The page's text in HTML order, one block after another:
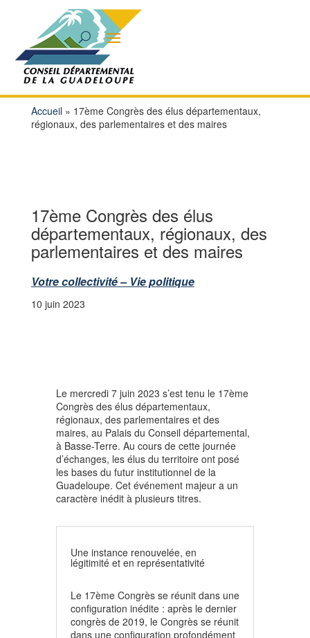
Accueil» 17ème Congrès des élus départementaux,
régionaux, des parlementaires et des maires
17ème Congrès des élus
départementaux, régionaux, des
parlementaires et des maires
Votre collectivité – Vie politique
10 juin 2023
Le mercredi 7 juin 2023 s’est tenu le 17ème
Congrès des élus départementaux,
régionaux, des parlementaires et des
maires, au Palais du Conseil départemental,
à Basse-Terre. Au cours de cette journée
d’échanges, les élus du territoire ont posé
les bases du futur institutionnel de la
Guadeloupe. Cet événement majeur a un
caractère inédit à plusieurs titres.
Une instance renouvelée, en
légitimité et en représentativité
Le 17ème Congrès se réunit dans une
configuration inédite : après le dernier
congrès de 2019, le Congrès se réunit
dans une configuration profondément